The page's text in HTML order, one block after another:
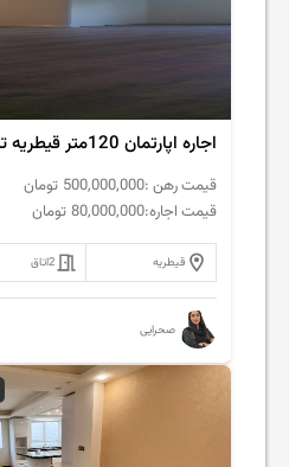
اجاره اپارتمان 120متر قیطریه تاپ لوکیشن
قیمت رهن :500,000,000 تومان
قیمت اجاره:80,000,000 تومان
قیطریه 2اتاق
صحرایی